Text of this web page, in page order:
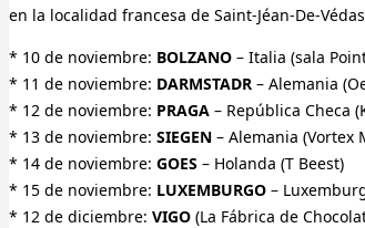
en la localidad francesa de Saint-Jéan-De-
* 10 de noviembre: BOLZANO – Italia (sala
* 11 de noviembre: DARMSTADR – Alemania
* 12 de noviembre: PRAGA – República Checa
* 13 de noviembre: SIEGEN – Alemania (Vortex
* 14 de noviembre: GOES – Holanda (T Beest)
* 15 de noviembre: LUXEMBURGO –
* 12 de diciembre: VIGO (La Fábrica de